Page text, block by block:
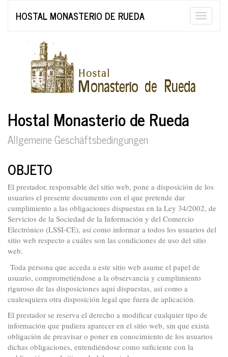
Toggle
HOSTAL MONASTERIO DE RUEDA
Hostal Monasterio de Rueda
Allgemeine Geschäftsbedingungen
OBJETO
El prestador, responsable del sitio web, pone a disposición de los
usuarios el presente documento con el que pretende dar
cumplimiento a las obligaciones dispuestas en la Ley 34/2002, de
Servicios de la Sociedad de la Información y del Comercio
Electrónico (LSSI-CE), así como informar a todos los usuarios del
sitio web respecto a cuáles son las condiciones de uso del sitio
web.
Toda persona que acceda a este sitio web asume el papel de
usuario, comprometiéndose a la observancia y cumplimiento
riguroso de las disposiciones aquí dispuestas, así como a
cualesquiera otra disposición legal que fuera de aplicación.
El prestador se reserva el derecho a modificar cualquier tipo de
información que pudiera aparecer en el sitio web, sin que exista
obligación de preavisar o poner en conocimiento de los usuarios
dichas obligaciones, entendiéndose como suficiente con la